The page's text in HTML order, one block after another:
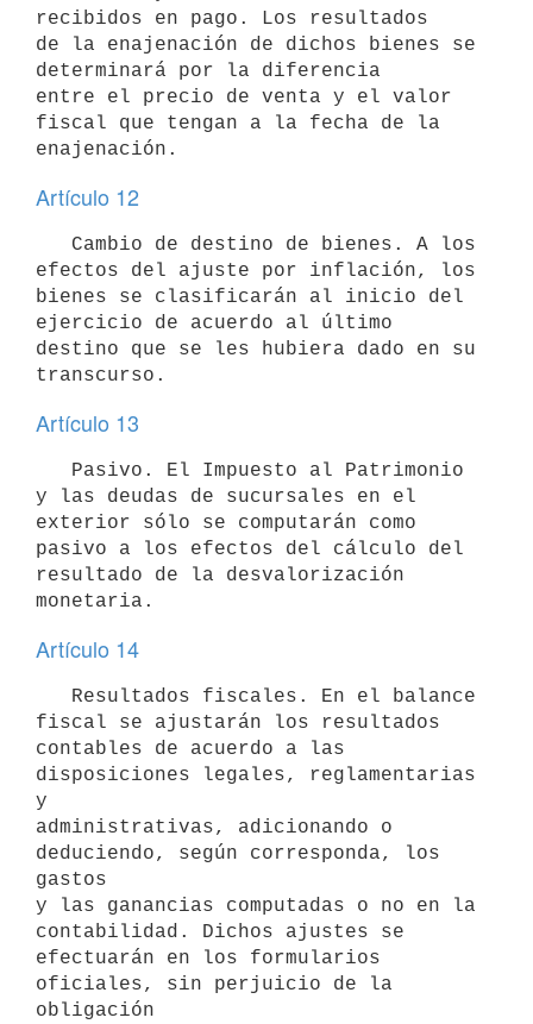
recibidos en pago. Los resultados
de la enajenación de dichos bienes se
determinará por la diferencia
entre el precio de venta y el valor
fiscal que tengan a la fecha de la
Artículo 12
efectos del ajuste por inflación, los
bienes se clasificarán al inicio del
ejercicio de acuerdo al último
destino que se les hubiera dado en su
Artículo 13
y las deudas de sucursales en el
exterior sólo se computarán como
pasivo a los efectos del cálculo del
resultado de la desvalorización
monetaria.
Artículo 14
fiscal se ajustarán los resultados
contables de acuerdo a las
disposiciones legales, reglamentarias
y
administrativas, adicionando o
deduciendo, según corresponda, los
gastos
y las ganancias computadas o no en la
contabilidad. Dichos ajustes se
efectuarán en los formularios
oficiales, sin perjuicio de la
obligación